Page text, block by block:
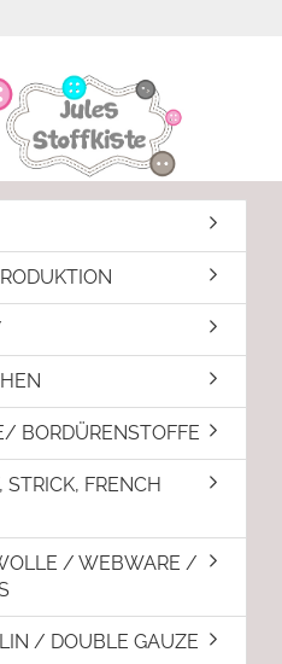
BORDÜRENSTOFFE
STRICK, FRENCH
/ WEBWARE /
/ DOUBLE GAUZE